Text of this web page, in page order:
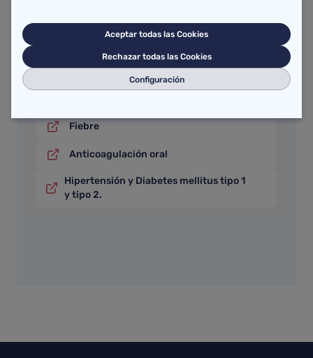
Cantabria
Infección de tracto urinario inferior no
complicada en mujeres adultas
Fiebre
Anticoagulación oral
Hipertensión y Diabetes mellitus tipo 1
y tipo 2.
Aceptar todas las Cookies
Rechazar todas las Cookies
Configuración